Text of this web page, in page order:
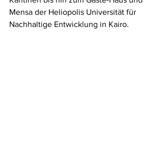
Mensa der Heliopolis Universität für
Nachhaltige Entwicklung in Kairo.